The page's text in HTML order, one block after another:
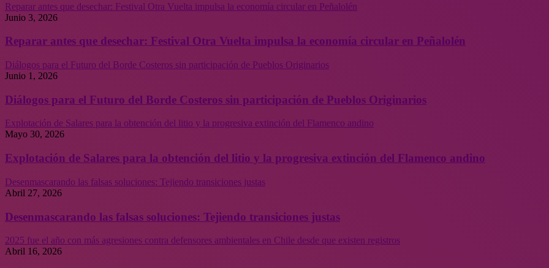
Reparar antes que desechar: Festival Otra Vuelta impulsa la economía circular en Peñalolén
Junio 3, 2026
Reparar antes que desechar: Festival Otra Vuelta impulsa la economía circular en Peñalolén
Diálogos para el Futuro del Borde Costeros sin participación de Pueblos Originarios
Junio 1, 2026
Diálogos para el Futuro del Borde Costeros sin participación de Pueblos Originarios
Explotación de Salares para la obtención del litio y la progresiva extinción del Flamenco andino
Mayo 30, 2026
Explotación de Salares para la obtención del litio y la progresiva extinción del Flamenco andino
Desenmascarando las falsas soluciones: Tejiendo transiciones justas
Abril 27, 2026
Desenmascarando las falsas soluciones: Tejiendo transiciones justas
2025 fue el año con más agresiones contra defensores ambientales en Chile desde que existen registros
Abril 16, 2026